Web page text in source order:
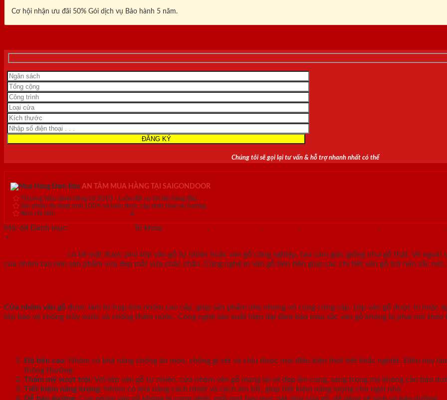
Cơ hội nhận ưu đãi 50% Gói dịch vụ Bảo hành 5 năm.
Chúng tôi sẽ gọi lại tư vấn & hỗ trợ nhanh nhất có thể
AN TÂM MUA HÀNG TẠI SAIGONDOOR
Thương hiệu danh tiếng từ 2010 - Luôn đặt uy tín lên hàng đầu.
Sản phẩm đa dạng mới 100% và luôn được cập nhật theo xu hướng.
Xem chi tiết:
&
Mã: 68 Danh mục: Từ khóa: , , , , ,
có bề mặt được phủ lớp vân gỗ tự nhiên hoặc vân gỗ công nghiệp, tạo cảm giác giống như gỗ thật. Vẻ
của nhôm tạo nên sản phẩm vừa đẹp mắt vừa chắc chắn. Công nghệ in vân gỗ tiên tiến giúp các chi tiết vân gỗ trở nên sắc
Cửa nhôm vân gỗ được làm từ hợp kim nhôm cao cấp, giúp sản phẩm nhẹ nhưng vô cùng cứng cáp. Lớp vân gỗ được in hoặc
lớp bảo vệ chống trầy xước và chống thấm nước. Công nghệ sản xuất hiện đại đảm bảo màu sắc vân gỗ không bị phai mờ
Độ bền cao: Nhôm có khả năng chống ăn mòn, chống gỉ sét và chịu được mọi điều kiện thời tiết khắc nghiệt. Điều này
thông thường.
Thẩm mỹ vượt trội: Với lớp vân gỗ tự nhiên, cửa nhôm vân gỗ mang lại vẻ đẹp ấm cúng, sang trọng mà không cần bảo
Tiết kiệm năng lượng: Nhôm có khả năng cách nhiệt và cách âm tốt, giúp tiết kiệm năng lượng cho ngôi nhà.